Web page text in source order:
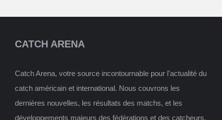
CATCH ARENA
Catch Arena, votre source incontournable pour l'actualité du
catch américain et international. Nous couvrons les
dernières nouvelles, les résultats des matchs, et les
développements majeurs des fédérations et des catcheurs.